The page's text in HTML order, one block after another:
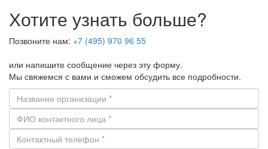
Хотите узнать больше?
Позвоните нам: +7 (495) 970 96 55
или напишите сообщение через эту форму.
Мы свяжемся с вами и сможем обсудить все подробности.